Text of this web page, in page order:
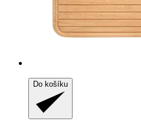
Do košíku